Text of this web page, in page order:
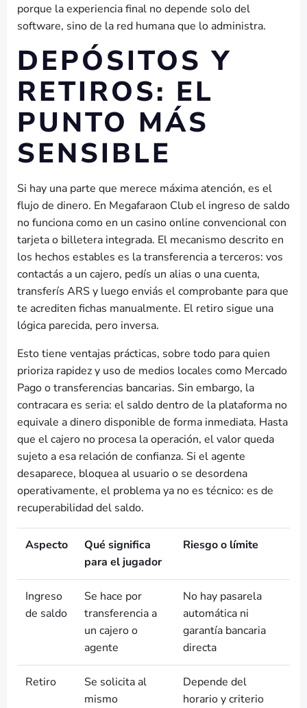
porque la experiencia final no depende solo del
software, sino de la red humana que lo administra.
DEPÓSITOS Y
RETIROS: EL
PUNTO MÁS
SENSIBLE
Si hay una parte que merece máxima atención, es el
flujo de dinero. En Megafaraon Club el ingreso de saldo
no funciona como en un casino online convencional con
tarjeta o billetera integrada. El mecanismo descrito en
los hechos estables es la transferencia a terceros: vos
contactás a un cajero, pedís un alias o una cuenta,
transferís ARS y luego enviás el comprobante para que
te acrediten fichas manualmente. El retiro sigue una
lógica parecida, pero inversa.
Esto tiene ventajas prácticas, sobre todo para quien
prioriza rapidez y uso de medios locales como Mercado
Pago o transferencias bancarias. Sin embargo, la
contracara es seria: el saldo dentro de la plataforma no
equivale a dinero disponible de forma inmediata. Hasta
que el cajero no procesa la operación, el valor queda
sujeto a esa relación de confianza. Si el agente
desaparece, bloquea al usuario o se desordena
operativamente, el problema ya no es técnico: es de
recuperabilidad del saldo.
Aspecto
Qué significa
para el jugador
Riesgo o límite
Ingreso
de saldo
Se hace por
transferencia a
un cajero o
agente
No hay pasarela
automática ni
garantía bancaria
directa
Retiro
Se solicita al
mismo
Depende del
horario y criterio